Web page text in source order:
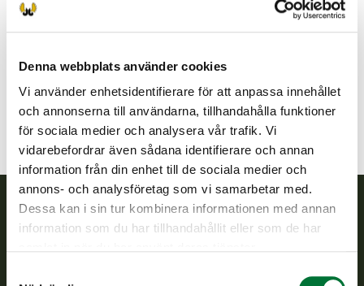
Denna webbplats använder cookies
Vi använder enhetsidentifierare för att anpassa innehållet
och annonserna till användarna, tillhandahålla funktioner
för sociala medier och analysera vår trafik. Vi
vidarebefordrar även sådana identifierare och annan
information från din enhet till de sociala medier och
annons- och analysföretag som vi samarbetar med.
Dessa kan i sin tur kombinera informationen med annan
information som du har tillhandahållit eller som de har
Norra Karelen
eno@rhy.riista.fi
Finlands viltcentral